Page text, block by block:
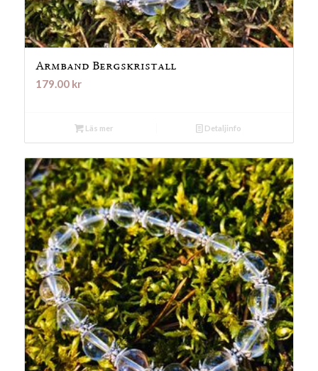
Armband Bergskristall
179.00 kr
Läs mer Detaljinfo